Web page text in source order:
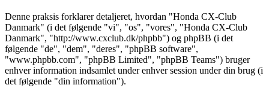
Denne praksis forklarer detaljeret, hvordan "Honda CX-Club
Danmark" (i det følgende "vi", "os", "vores", "Honda CX-Club
Danmark", "http://www.cxclub.dk/phpbb") og phpBB (i det
følgende "de", "dem", "deres", "phpBB software",
"www.phpbb.com", "phpBB Limited", "phpBB Teams") bruger
enhver information indsamlet under enhver session under din brug (i
det følgende "din information").